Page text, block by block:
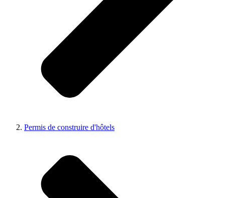
Permis de construire d'hôtels